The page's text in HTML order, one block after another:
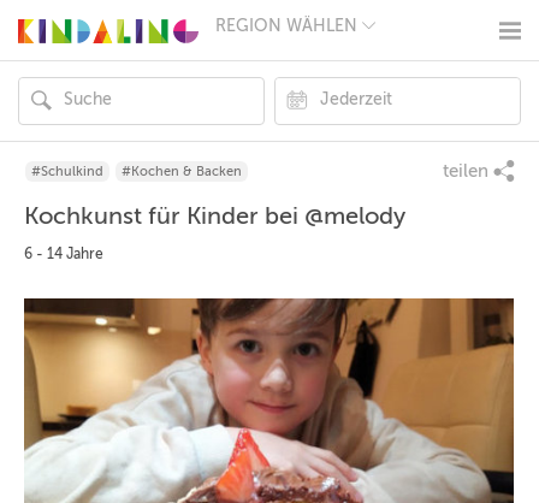
REGION WÄHLEN
MÜNCHEN
HAMBURG
FRANKFURT
KÖLN
ESSEN
NÜRNBERG
WIEN
ZÜRICH
ANDERE
REGIONEN
#Schulkind #Kochen & Backen teilen
Kochkunst für Kinder bei @melody
6 - 14 Jahre